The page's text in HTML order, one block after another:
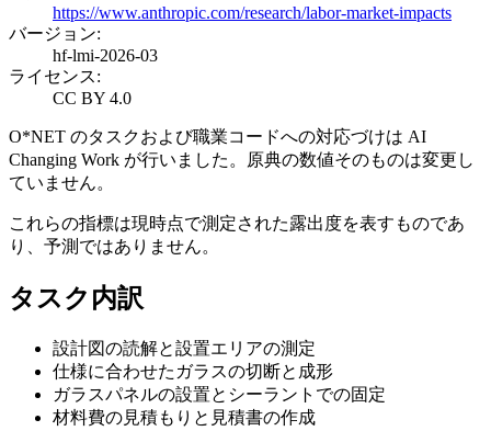
https://www.anthropic.com/research/labor-market-impacts
バージョン:
hf-lmi-2026-03
ライセンス:
CC BY 4.0
O*NET のタスクおよび職業コードへの対応づけは AI
Changing Work が行いました。原典の数値そのものは変更し
ていません。
これらの指標は現時点で測定された露出度を表すものであ
り、予測ではありません。
タスク内訳
設計図の読解と設置エリアの測定
仕様に合わせたガラスの切断と成形
ガラスパネルの設置とシーラントでの固定
材料費の見積もりと見積書の作成